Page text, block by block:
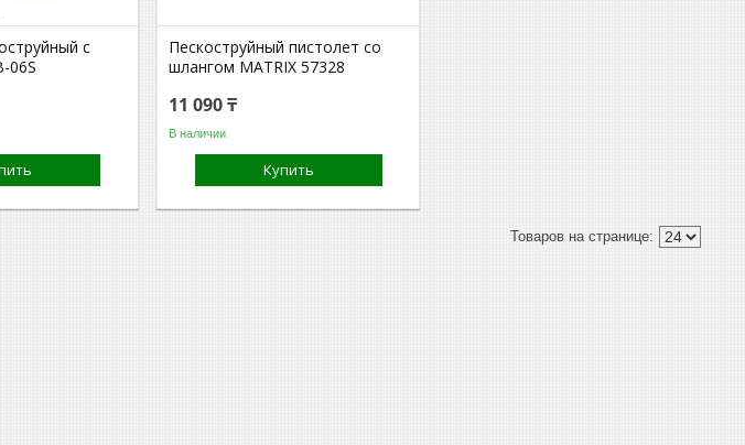
с
06S
Пескоструйный пистолет со
шлангом MATRIX 57328
11 090 ₸
В наличии
Купить